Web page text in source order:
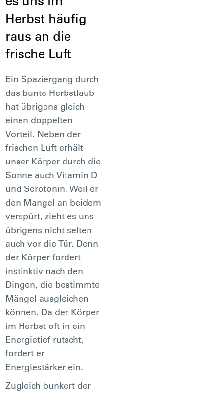
Herbst häufig
raus an die
frische Luft
Ein Spaziergang durch
das bunte Herbstlaub
hat übrigens gleich
einen doppelten
Vorteil. Neben der
frischen Luft erhält
unser Körper durch die
Sonne auch Vitamin D
und Serotonin. Weil er
den Mangel an beidem
verspürt, zieht es uns
übrigens nicht selten
auch vor die Tür. Denn
der Körper fordert
instinktiv nach den
Dingen, die bestimmte
Mängel ausgleichen
können. Da der Körper
im Herbst oft in ein
Energietief rutscht,
fordert er
Energiestärker ein.
Zugleich bunkert der